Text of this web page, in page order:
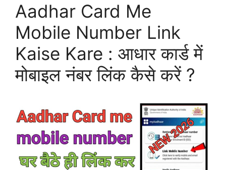
Aadhar Card Me
Mobile Number Link
Kaise Kare : आधार कार्ड में
मोबाइल नंबर लिंक कैसे करें ?